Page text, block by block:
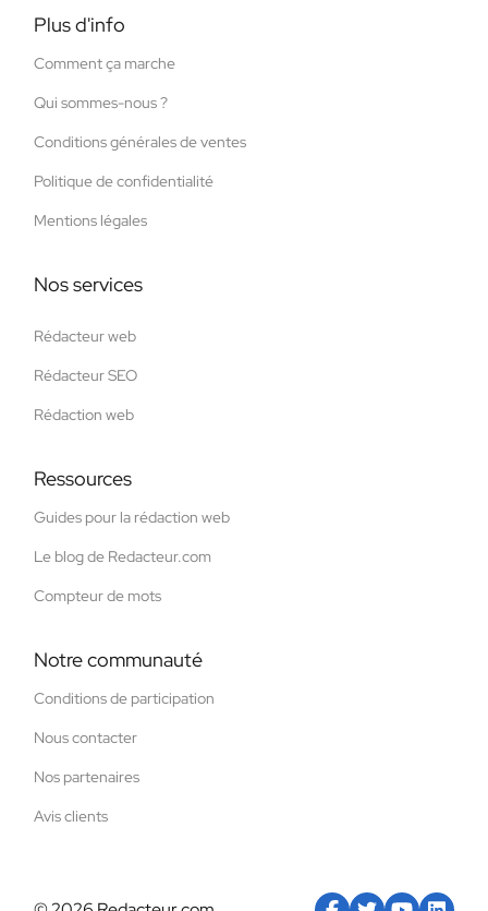
Plus d'info
Comment ça marche
Qui sommes-nous ?
Conditions générales de ventes
Politique de confidentialité
Mentions légales
Nos services
Rédacteur web
Rédacteur SEO
Rédaction web
Ressources
Guides pour la rédaction web
Le blog de Redacteur.com
Compteur de mots
Notre communauté
Conditions de participation
Nous contacter
Nos partenaires
Avis clients